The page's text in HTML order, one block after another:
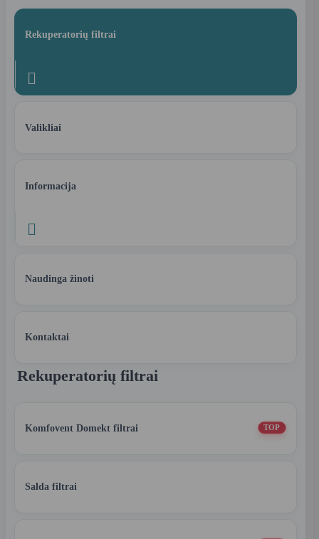
Rekuperatorių filtrai

Valikliai
Informacija

Naudinga žinoti
Kontaktai
Rekuperatorių filtrai
Komfovent Domekt filtrai TOP
Salda filtrai